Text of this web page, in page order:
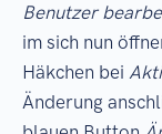
Benutzer
im sich nun
Häkchen bei
Änderung